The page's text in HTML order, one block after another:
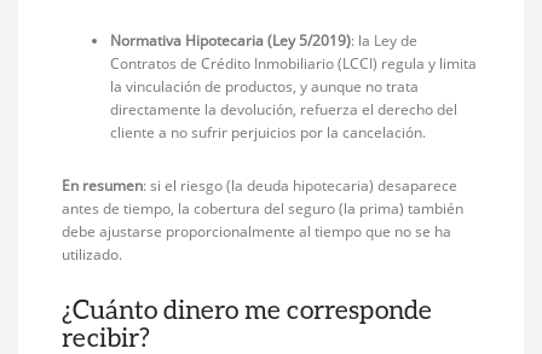
Normativa Hipotecaria (Ley 5/2019): la Ley de
Contratos de Crédito Inmobiliario (LCCI) regula y limita
la vinculación de productos, y aunque no trata
directamente la devolución, refuerza el derecho del
cliente a no sufrir perjuicios por la cancelación.
En resumen: si el riesgo (la deuda hipotecaria) desaparece
antes de tiempo, la cobertura del seguro (la prima) también
debe ajustarse proporcionalmente al tiempo que no se ha
utilizado.
¿Cuánto dinero me corresponde
recibir?